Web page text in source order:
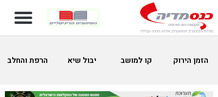
הזמן הירוק קו למושב יבול שיא הרפת והחלב